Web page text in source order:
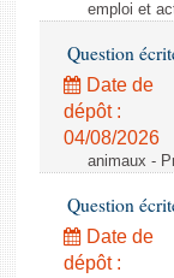
emploi et
Question
Date de
dépôt :
04/08/2026
animaux -
Question
Date de
dépôt :